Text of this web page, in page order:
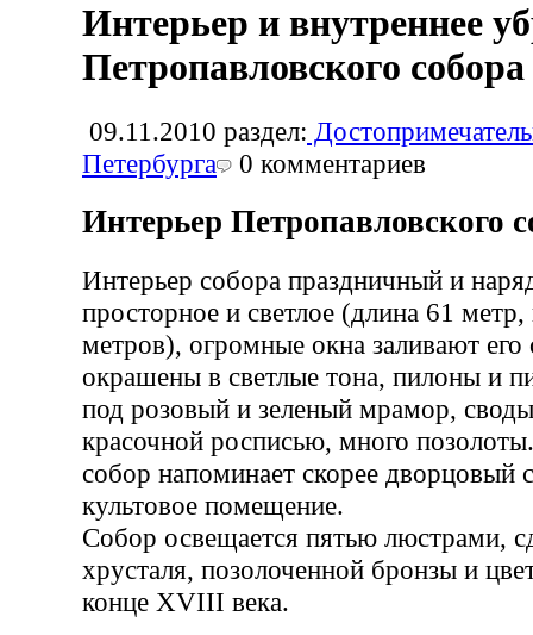
Интерьер и внутреннее
Петропавловского собора
09.11.2010 раздел:
Петербурга
0 комментариев
Интерьер Петропавловского
Интерьер собора праздничный и
просторное и светлое (длина 61
метров), огромные окна заливают
окрашены в светлые тона, пилоны и
под розовый и зеленый мрамор,
красочной росписью, много
собор напоминает скорее дворцовый
культовое помещение.
Собор освещается пятью люстрами,
хрусталя, позолоченной бронзы и
конце XVIII века.